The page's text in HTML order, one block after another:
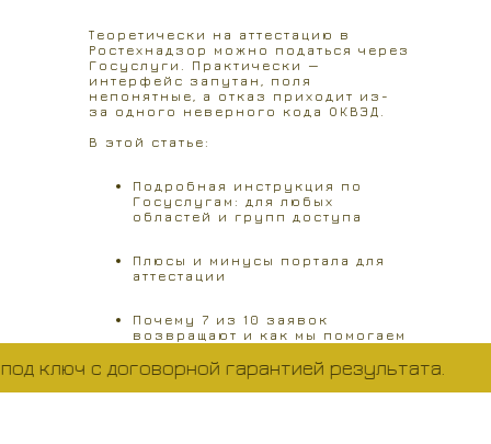
Теоретически на аттестацию в
Ростехнадзор можно податься через
Госуслуги. Практически —
интерфейс запутан, поля
непонятные, а отказ приходит из-
за одного неверного кода ОКВЭД.
В этой статье:
Подробная инструкция по
Госуслугам: для любых
областей и групп доступа
Плюсы и минусы портала для
аттестации
Почему 7 из 10 заявок
возвращают и как мы помогаем
первого раза без головной
боли
с договорной гарантией результата.